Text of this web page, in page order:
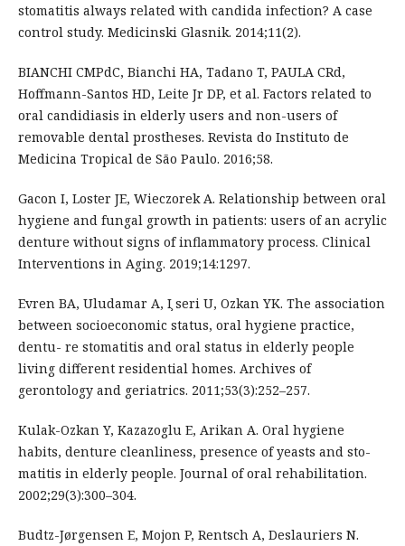
stomatitis always related with candida infection? A case
control study. Medicinski Glasnik. 2014;11(2).
BIANCHI CMPdC, Bianchi HA, Tadano T, PAULA CRd,
Hoffmann-Santos HD, Leite Jr DP, et al. Factors related to
oral candidiasis in elderly users and non-users of
removable dental prostheses. Revista do Instituto de
Medicina Tropical de São Paulo. 2016;58.
Gacon I, Loster JE, Wieczorek A. Relationship between oral
hygiene and fungal growth in patients: users of an acrylic
denture without signs of inflammatory process. Clinical
Interventions in Aging. 2019;14:1297.
Evren BA, Uludamar A, I ̧seri U, Ozkan YK. The association
between socioeconomic status, oral hygiene practice,
dentu- re stomatitis and oral status in elderly people
living different residential homes. Archives of
gerontology and geriatrics. 2011;53(3):252–257.
Kulak-Ozkan Y, Kazazoglu E, Arikan A. Oral hygiene
habits, denture cleanliness, presence of yeasts and sto-
matitis in elderly people. Journal of oral rehabilitation.
2002;29(3):300–304.
Budtz-Jørgensen E, Mojon P, Rentsch A, Deslauriers N.